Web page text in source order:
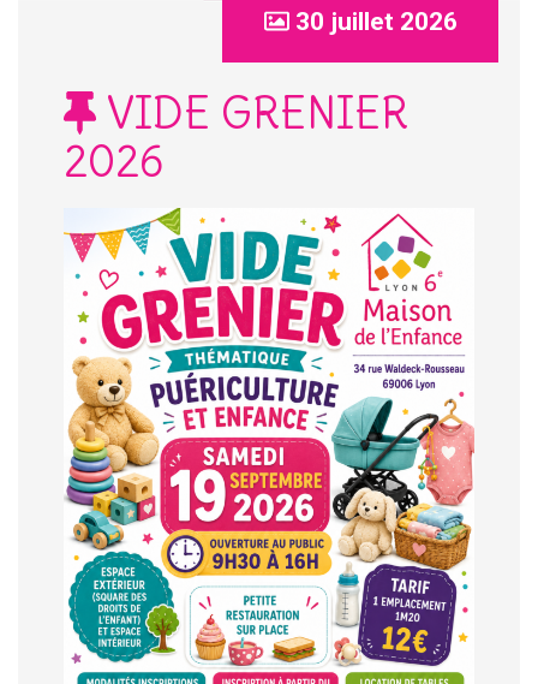
30 juillet 2026
VIDE GRENIER
2026